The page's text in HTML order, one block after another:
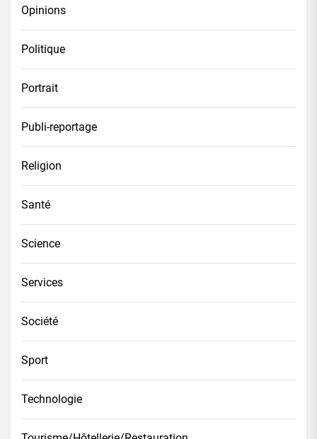
Opinions
Politique
Portrait
Publi-reportage
Religion
Santé
Science
Services
Société
Sport
Technologie